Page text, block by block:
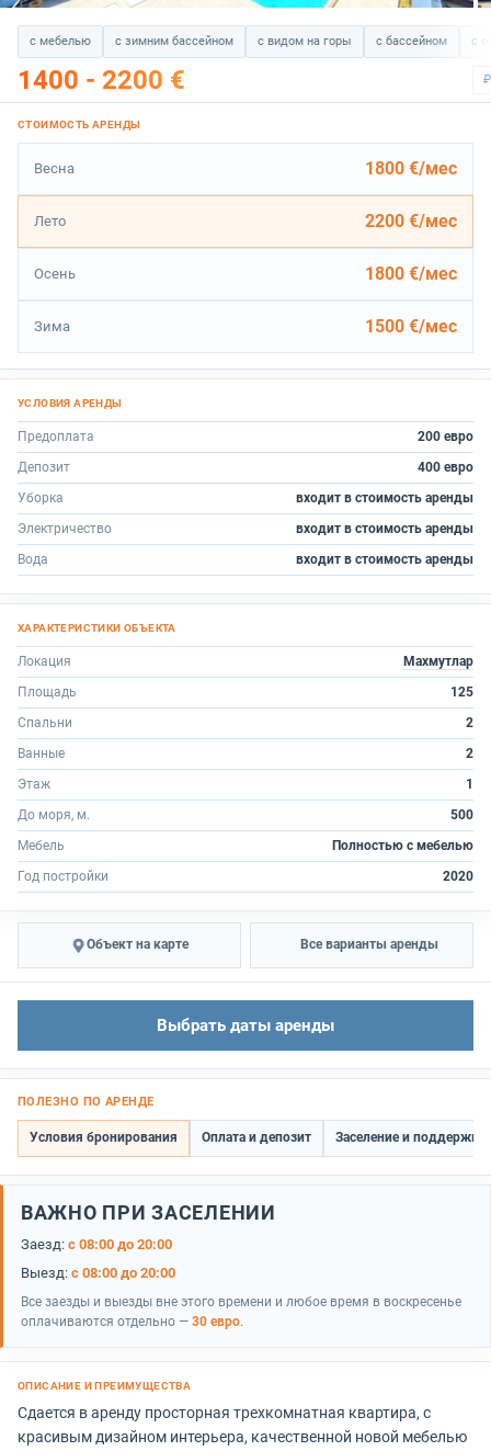
с мебелью с зимним бассейном с видом на горы с бассейном с
1400 - 2200 € ₽
Весна 1800 €/мес
Лето 2200 €/мес
Осень 1800 €/мес
Зима 1500 €/мес
Предоплата
200 евро
Депозит
400 евро
Уборка
входит в стоимость аренды
Электричество
входит в стоимость аренды
Вода
входит в стоимость аренды
Локация
Махмутлар
Площадь
125
Спальни
2
Ванные
2
Этаж
1
До моря, м.
500
Мебель
Полностью с мебелью
Год постройки
2020
Объект на карте Все варианты аренды
Выбрать даты аренды
ПОЛЕЗНО ПО АРЕНДЕ
Условия бронирования Оплата и депозит Заселение и поддержка
ВАЖНО ПРИ ЗАСЕЛЕНИИ
Заезд: с 08:00 до 20:00
Выезд: с 08:00 до 20:00
Все заезды и выезды вне этого времени и любое время в воскресенье
оплачиваются отдельно — 30 евро.
Сдается в аренду просторная трехкомнатная квартира, с
красивым дизайном интерьера, качественной новой мебелью